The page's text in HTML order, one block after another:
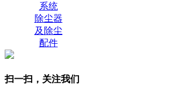
系统
除尘器
及除尘
配件
扫一扫，关注我们